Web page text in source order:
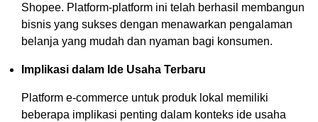
Shopee. Platform-platform ini telah berhasil membangun
bisnis yang sukses dengan menawarkan pengalaman
belanja yang mudah dan nyaman bagi konsumen.
Implikasi dalam Ide Usaha Terbaru
Platform e-commerce untuk produk lokal memiliki
beberapa implikasi penting dalam konteks ide usaha